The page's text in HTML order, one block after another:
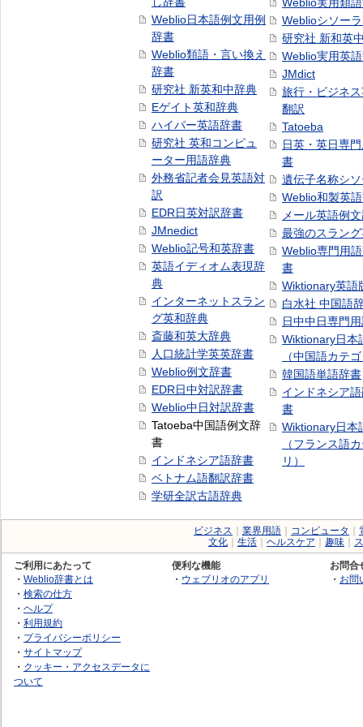
Weblio日本語例文用例
辞書
Weblio類語・言い換え
辞書
研究社 新英和中辞典
Eゲイト英和辞典
ハイパー英語辞書
研究社 英和コンピュ
ーター用語辞典
外務省記者会見英語対
訳
EDR日英対訳辞書
JMnedict
Weblio記号和英辞書
英語イディオム表現辞
典
インターネットスラン
グ英和辞典
斎藤和英大辞典
人口統計学英英辞書
Weblio例文辞書
EDR日中対訳辞書
Weblio中日対訳辞書
Tatoeba中国語例文辞
書
インドネシア語辞書
ベトナム語翻訳辞書
学研全訳古語辞典
Weblioシソー
研究社 新和英
Weblio実用英
JMdict
旅行・ビジネ
翻訳
Tatoeba
日英・英日専
書
遺伝子名称シ
Weblio和製英
メール英語例
最強のスラン
Weblio専門用
書
Wiktionary英語
白水社 中国語
日中中日専門
Wiktionary日本
（中国語カテ
韓国語単語辞書
インドネシア
書
Wiktionary日本
（フランス語
リ）
ビジネス 業界用語 コンピュータ
文化
生活 ヘルスケア 趣味
ご利用にあたって
・ Weblio辞書とは
・ 検索の仕方
・ ヘルプ
・ 利用規約
・ プライバシーポリシー
・ サイトマップ
・ クッキー・アクセスデータに
ついて
便利な機能
・ ウェブリオのアプリ
お問合
・ お問